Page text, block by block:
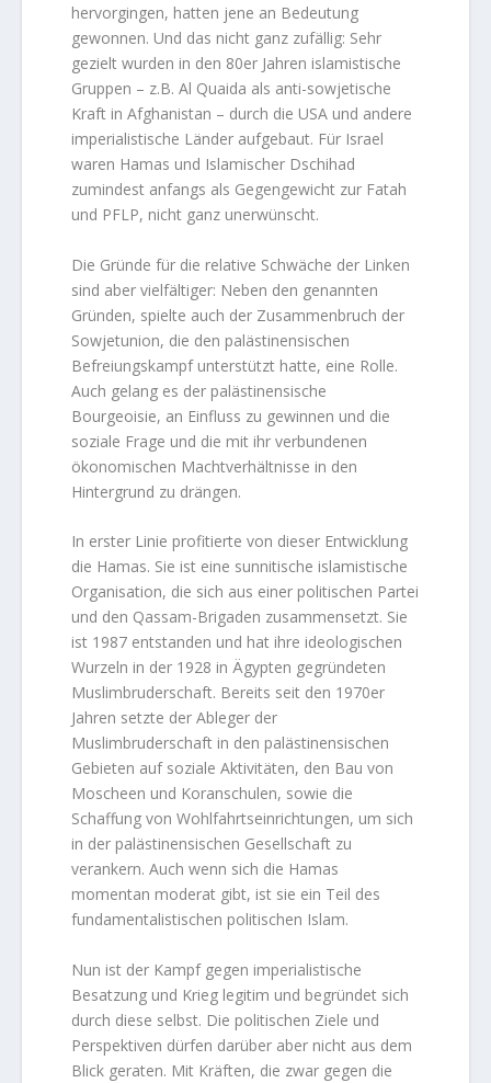
hervorgingen, hatten jene an Bedeutung
gewonnen. Und das nicht ganz zufällig: Sehr
gezielt wurden in den 80er Jahren islamistische
Gruppen – z.B. Al Quaida als anti-sowjetische
Kraft in Afghanistan – durch die USA und andere
imperialistische Länder aufgebaut. Für Israel
waren Hamas und Islamischer Dschihad
zumindest anfangs als Gegengewicht zur Fatah
und PFLP, nicht ganz unerwünscht.
Die Gründe für die relative Schwäche der Linken
sind aber vielfältiger: Neben den genannten
Gründen, spielte auch der Zusammenbruch der
Sowjetunion, die den palästinensischen
Befreiungskampf unterstützt hatte, eine Rolle.
Auch gelang es der palästinensische
Bourgeoisie, an Einfluss zu gewinnen und die
soziale Frage und die mit ihr verbundenen
ökonomischen Machtverhältnisse in den
Hintergrund zu drängen.
In erster Linie profitierte von dieser Entwicklung
die Hamas. Sie ist eine sunnitische islamistische
Organisation, die sich aus einer politischen Partei
und den Qassam-Brigaden zusammensetzt. Sie
ist 1987 entstanden und hat ihre ideologischen
Wurzeln in der 1928 in Ägypten gegründeten
Muslimbruderschaft. Bereits seit den 1970er
Jahren setzte der Ableger der
Muslimbruderschaft in den palästinensischen
Gebieten auf soziale Aktivitäten, den Bau von
Moscheen und Koranschulen, sowie die
Schaffung von Wohlfahrtseinrichtungen, um sich
in der palästinensischen Gesellschaft zu
verankern. Auch wenn sich die Hamas
momentan moderat gibt, ist sie ein Teil des
fundamentalistischen politischen Islam.
Nun ist der Kampf gegen imperialistische
Besatzung und Krieg legitim und begründet sich
durch diese selbst. Die politischen Ziele und
Perspektiven dürfen darüber aber nicht aus dem
Blick geraten. Mit Kräften, die zwar gegen die